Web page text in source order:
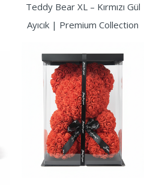
Teddy Bear XL – Kırmızı Gül
Ayıcık | Premium Collection